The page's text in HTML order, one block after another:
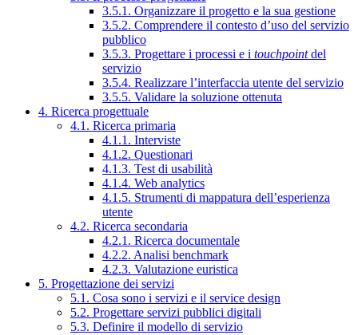
3.5.1. Organizzare il progetto e la sua gestione
3.5.2. Comprendere il contesto d’uso del servizio
pubblico
3.5.3. Progettare i processi e i touchpointdel
servizio
3.5.4. Realizzare l’interfaccia utente del servizio
3.5.5. Validare la soluzione ottenuta
4. Ricerca progettuale
4.1. Ricerca primaria
4.1.1. Interviste
4.1.2. Questionari
4.1.3. Test di usabilità
4.1.4. Web analytics
4.1.5. Strumenti di mappatura dell’esperienza
utente
4.2. Ricerca secondaria
4.2.1. Ricerca documentale
4.2.2. Analisi benchmark
4.2.3. Valutazione euristica
5. Progettazione dei servizi
5.1. Cosa sono i servizi e il service design
5.2. Progettare servizi pubblici digitali
5.3. Definire il modello di servizio